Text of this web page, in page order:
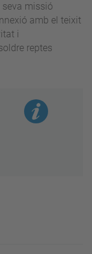
seva missió
amb el teixit
i
reptes